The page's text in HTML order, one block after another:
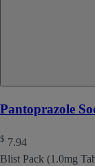
Pantoprazole
$ 7.94
Blist Pack (1.0mg